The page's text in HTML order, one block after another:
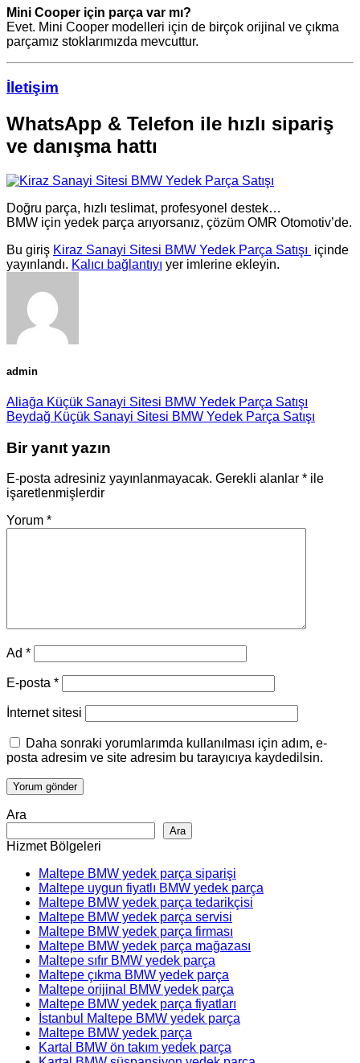
Mini Cooper için parça var mı?
Evet. Mini Cooper modelleri için de birçok orijinal ve çıkma
parçamız stoklarımızda mevcuttur.
İletişim
WhatsApp & Telefon ile hızlı sipariş
ve danışma hattı
Doğru parça, hızlı teslimat, profesyonel destek…
BMW için yedek parça arıyorsanız, çözüm OMR Otomotiv’de.
Bu giriş Kiraz Sanayi Sitesi BMW Yedek Parça Satışı içinde
yayınlandı. Kalıcı bağlantıyı yer imlerine ekleyin.
admin
Aliağa Küçük Sanayi Sitesi BMW Yedek Parça Satışı
Beydağ Küçük Sanayi Sitesi BMW Yedek Parça Satışı
Bir yanıt yazın
E-posta adresiniz yayınlanmayacak. Gerekli alanlar * ile
işaretlenmişlerdir
Yorum *
Ad *
E-posta *
İnternet sitesi
Daha sonraki yorumlarımda kullanılması için adım, e-
posta adresim ve site adresim bu tarayıcıya kaydedilsin.
Ara
Ara
Hizmet Bölgeleri
Maltepe BMW yedek parça siparişi
Maltepe uygun fiyatlı BMW yedek parça
Maltepe BMW yedek parça tedarikçisi
Maltepe BMW yedek parça servisi
Maltepe BMW yedek parça firması
Maltepe BMW yedek parça mağazası
Maltepe sıfır BMW yedek parça
Maltepe çıkma BMW yedek parça
Maltepe orijinal BMW yedek parça
Maltepe BMW yedek parça fiyatları
İstanbul Maltepe BMW yedek parça
Maltepe BMW yedek parça
Kartal BMW ön takım yedek parça